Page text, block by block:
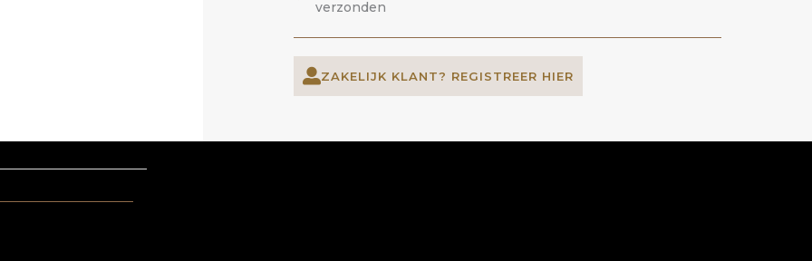
verzonden
ZAKELIJK KLANT? REGISTREER HIER